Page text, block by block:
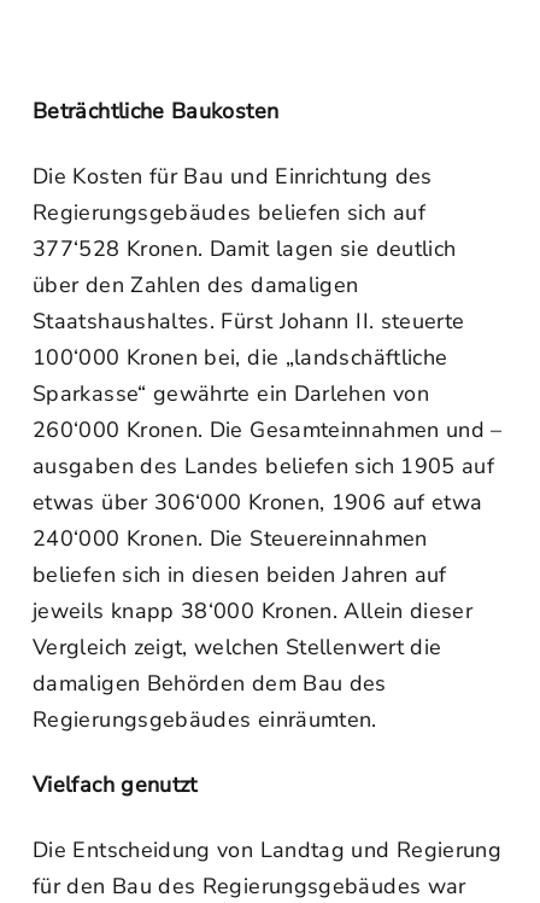
Beträchtliche Baukosten
Die Kosten für Bau und Einrichtung des
Regierungsgebäudes beliefen sich auf
377‘528 Kronen. Damit lagen sie deutlich
über den Zahlen des damaligen
Staatshaushaltes. Fürst Johann II. steuerte
100‘000 Kronen bei, die „landschäftliche
Sparkasse“ gewährte ein Darlehen von
260‘000 Kronen. Die Gesamteinnahmen und –
ausgaben des Landes beliefen sich 1905 auf
etwas über 306‘000 Kronen, 1906 auf etwa
240‘000 Kronen. Die Steuereinnahmen
beliefen sich in diesen beiden Jahren auf
jeweils knapp 38‘000 Kronen. Allein dieser
Vergleich zeigt, welchen Stellenwert die
damaligen Behörden dem Bau des
Regierungsgebäudes einräumten.
Vielfach genutzt
Die Entscheidung von Landtag und Regierung
für den Bau des Regierungsgebäudes war